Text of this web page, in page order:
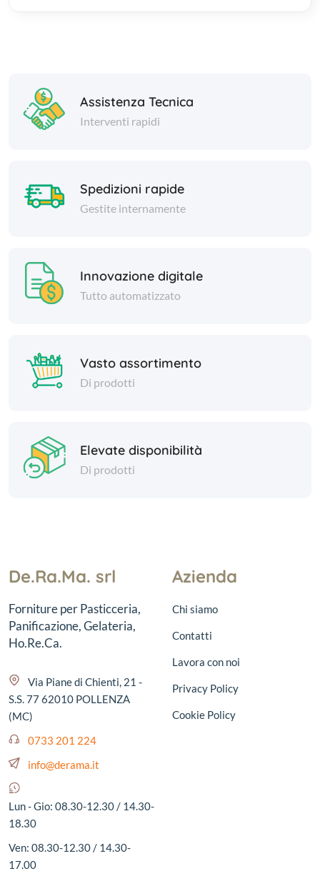
Assistenza Tecnica
Interventi rapidi
Spedizioni rapide
Gestite internamente
Innovazione digitale
Tutto automatizzato
Vasto assortimento
Di prodotti
Elevate disponibilità
Di prodotti
De.Ra.Ma. srl
Forniture per Pasticceria,
Panificazione, Gelateria,
Ho.Re.Ca.
Via Piane di Chienti, 21 -
S.S. 77 62010 POLLENZA
(MC)
0733 201 224
info@derama.it
Lun - Gio: 08.30-12.30 / 14.30-
18.30
Ven: 08.30-12.30 / 14.30-
17.00
Azienda
Chi siamo
Contatti
Lavora con noi
Privacy Policy
Cookie Policy